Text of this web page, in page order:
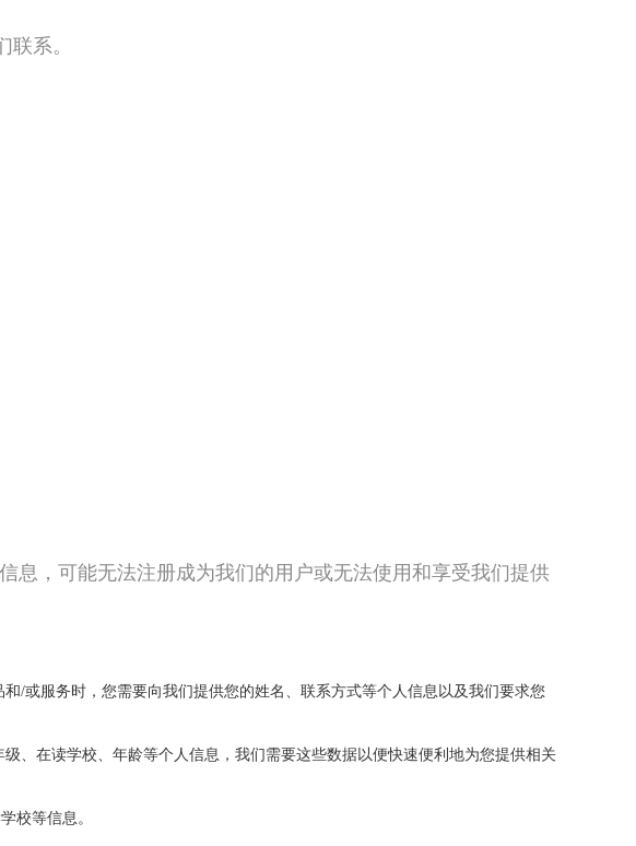
系。
息，可能无法注册成为我们的用户或无法使用和享受我们提供
/或服务时，您需要向我们提供您的姓名、联系方式等个人信息以及我们要求您
、在读学校、年龄等个人信息，我们需要这些数据以便快速便利地为您提供相关
校等信息。